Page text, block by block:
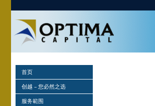
首页
创越 – 您必然之选
服务範围